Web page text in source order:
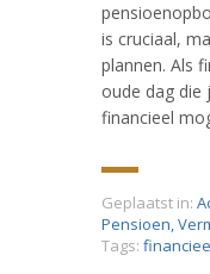
is cruciaal,
plannen. Als
oude dag die
financieel
Geplaatst in:
Pensioen,
Tags: